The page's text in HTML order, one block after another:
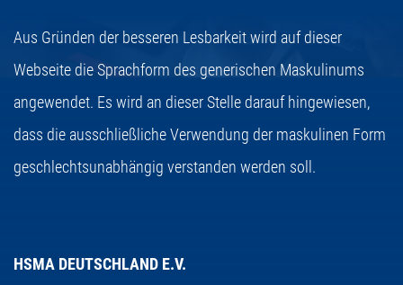
Aus Gründen der besseren Lesbarkeit wird auf dieser
Webseite die Sprachform des generischen Maskulinums
angewendet. Es wird an dieser Stelle darauf hingewiesen,
dass die ausschließliche Verwendung der maskulinen Form
geschlechtsunabhängig verstanden werden soll.
HSMA DEUTSCHLAND E.V.